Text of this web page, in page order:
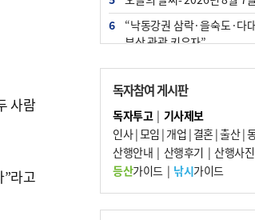
사람
라고
6
“낙동강권 삼락·을숙도·다
부산 관광 키우자”
7
부울경 주말부터 비소식…‘
꺾일 듯
8
피란마을 67년 역사인데…전
미초 통폐합 기로
9
외국인 선원 ‘인신매매 경유
우려가 현실로
10 수사독점 책임 커진 경찰, 방
랴부랴 속도전
독자참여 게시판
독자투고| 기사제보
인사|모임 | 개업 | 결혼|출산|
산행안내 | 산행후기 | 산행사진
등산가이드| 낚시가이드